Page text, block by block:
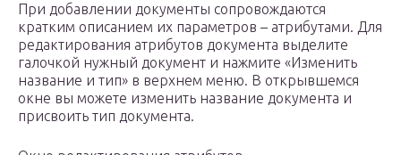
При добавлении документы сопровождаются
кратким описанием их параметров – атрибутами. Для
редактирования атрибутов документа выделите
галочкой нужный документ и нажмите «Изменить
название и тип» в верхнем меню. В открывшемся
окне вы можете изменить название документа и
присвоить тип документа.